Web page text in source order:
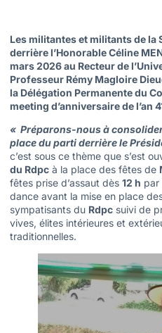
Les militantes et militants de la
derrière l’Honorable Céline
mars 2026 au Recteur de
Professeur Rémy Magloire
la Délégation Permanente du
meeting d’anniversaire de l’an
« Préparons-nous à
place du parti derrière le
c’est sous ce thème que s’est
du Rdpc à la place des fêtes de
fêtes prise d’assaut dès 12 h par
dance avant la mise en place
sympatisants du Rdpc suivi de
vives, élites intérieures et
traditionnelles.